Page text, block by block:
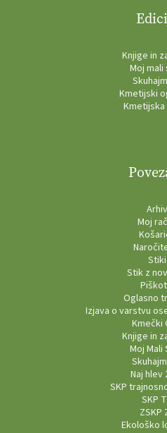
Knjige in
Moj
Kmetijski
Arhiv
Moj
Stiki
Stik z
Oglasno
Izjava o varstvu
Kmečki
Knjige in
Moj Mali
Naj hlev
SKP
SKP
ZSKP
Ekološko